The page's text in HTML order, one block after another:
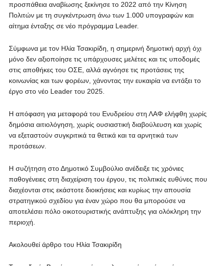
προσπάθεια αναβίωσης ξεκίνησε το 2022 από την Κίνηση
Πολιτών με τη συγκέντρωση άνω των 1.000 υπογραφών και
αίτημα ένταξης σε νέο πρόγραμμα Leader.
Σύμφωνα με τον Ηλία Τσακιρίδη, η σημερινή δημοτική αρχή όχι
μόνο δεν αξιοποίησε τις υπάρχουσες μελέτες και τις υποδομές
στις αποθήκες του ΟΣΕ, αλλά αγνόησε τις προτάσεις της
κοινωνίας και των φορέων, χάνοντας την ευκαιρία να εντάξει το
έργο στο νέο Leader του 2025.
Η απόφαση για μεταφορά του Ενυδρείου στη ΛΑΦ ελήφθη χωρίς
δημόσια αιτιολόγηση, χωρίς ουσιαστική διαβούλευση και χωρίς
να εξεταστούν συγκριτικά τα θετικά και τα αρνητικά των
προτάσεων.
Η συζήτηση στο Δημοτικό Συμβούλιο ανέδειξε τις χρόνιες
παθογένειες στη διαχείριση του έργου, τις πολιτικές ευθύνες που
διαχέονται στις εκάστοτε διοικήσεις και κυρίως την απουσία
στρατηγικού σχεδίου για έναν χώρο που θα μπορούσε να
αποτελέσει πόλο οικοτουριστικής ανάπτυξης για ολόκληρη την
περιοχή.
Ακολουθεί άρθρο του Ηλία Τσακιρίδη